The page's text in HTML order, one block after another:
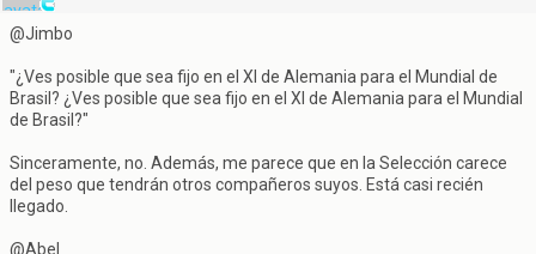
@Jimbo
"¿Ves posible que sea fijo en el XI de Alemania para el Mundial de
Brasil? ¿Ves posible que sea fijo en el XI de Alemania para el Mundial
de Brasil?"
Sinceramente, no. Además, me parece que en la Selección carece
del peso que tendrán otros compañeros suyos. Está casi recién
llegado.
@Abel